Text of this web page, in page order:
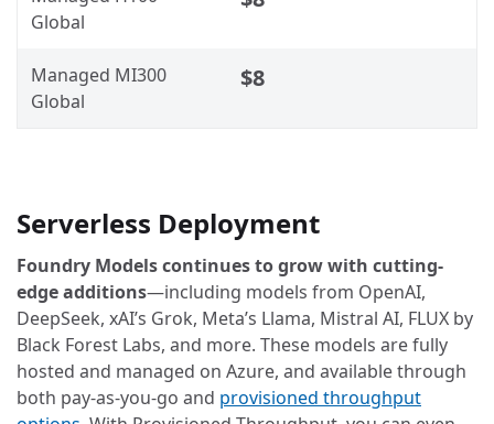
Global
Managed MI300
Global
$8
Serverless Deployment
Foundry Models continues to grow with cutting-
edge additions—including models from OpenAI,
DeepSeek, xAI’s Grok, Meta’s Llama, Mistral AI, FLUX by
Black Forest Labs, and more. These models are fully
hosted and managed on Azure, and available through
both pay-as-you-go and provisioned throughput